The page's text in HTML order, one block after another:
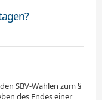
SBV-Wahlen zum §
des Endes einer